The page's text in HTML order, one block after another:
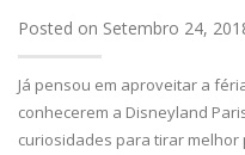
Posted on Setembro 24,
Já pensou em aproveitar a
conhecerem a Disneyland
curiosidades para tirar